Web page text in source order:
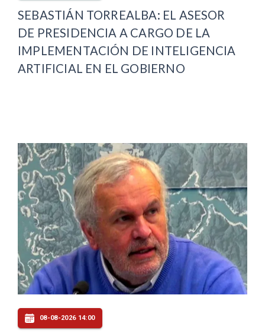
SEBASTIÁN TORREALBA: EL ASESOR
DE PRESIDENCIA A CARGO DE LA
IMPLEMENTACIÓN DE INTELIGENCIA
ARTIFICIAL EN EL GOBIERNO
08-08-2026 14:00